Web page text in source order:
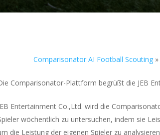
Comparisonator AI Football Scouting »
Comparisonator-Plattform begrüßt die JEB
Entertainment Co.,Ltd. wird die
wöchentlich zu untersuchen, indem sie
die Leistung der eigenen Spieler zu